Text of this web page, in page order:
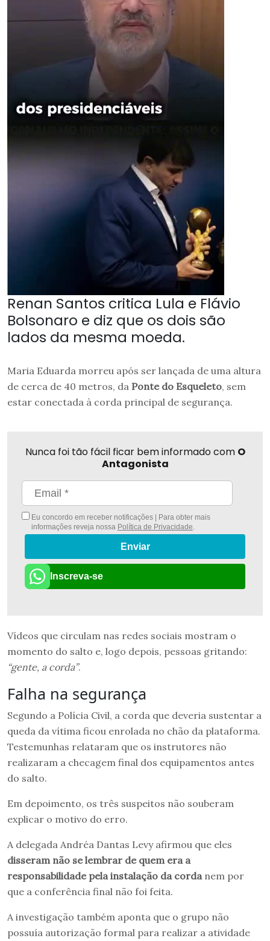
Renan Santos critica Lula e Flávio
Bolsonaro e diz que os dois são
lados da mesma moeda.
Maria Eduarda morreu após ser lançada de uma altura
de cerca de 40 metros, da Ponte do Esqueleto, sem
estar conectada à corda principal de segurança.
Nunca foi tão fácil ficar bem informado com O
Antagonista
Eu concordo em receber notificações | Para obter mais
informações reveja nossa Política de Privacidade.
Enviar
Inscreva-se
Vídeos que circulam nas redes sociais mostram o
momento do salto e, logo depois, pessoas gritando:
“gente, a corda”.
Falha na segurança
Segundo a Polícia Civil, a corda que deveria sustentar a
queda da vítima ficou enrolada no chão da plataforma.
Testemunhas relataram que os instrutores não
realizaram a checagem final dos equipamentos antes
do salto.
Em depoimento, os três suspeitos não souberam
explicar o motivo do erro.
A delegada Andréa Dantas Levy afirmou que eles
disseram não se lembrar de quem era a
responsabilidade pela instalação da corda nem por
que a conferência final não foi feita.
A investigação também aponta que o grupo não
possuía autorização formal para realizar a atividade